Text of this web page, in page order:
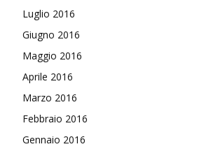
Luglio 2016
Giugno 2016
Maggio 2016
Aprile 2016
Marzo 2016
Febbraio 2016
Gennaio 2016